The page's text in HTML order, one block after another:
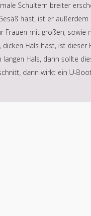
Schultern breiter
hast, ist er
Frauen mit großen, sowie
Hals hast, ist
Hals, dann sollte
dann wirkt ein U-